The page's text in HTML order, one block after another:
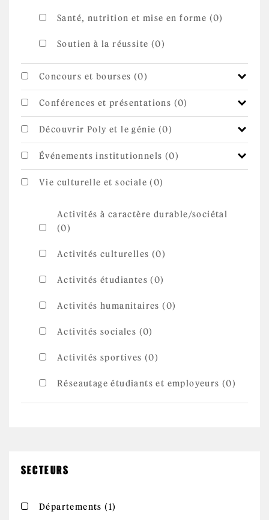
emploi
filter
Santé, nutrition et mise en forme (0)
Soutien à la réussite (0)
Concours et bourses (0)
Conférences et présentations (0)
Découvrir Poly et le génie (0)
Événements institutionnels (0)
Vie culturelle et sociale (0)
Activités à caractère durable/sociétal
(0)
Activités culturelles (0)
Activités étudiantes (0)
Activités humanitaires (0)
Activités sociales (0)
Activités sportives (0)
Réseautage étudiants et employeurs (0)
SECTEURS
Apply Départements filter
Départements (1)